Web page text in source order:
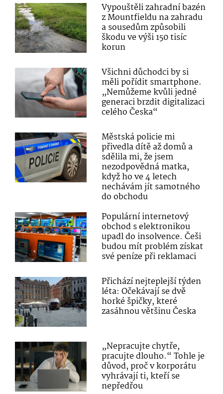
Vypouštěli zahradní bazén
z Mountfieldu na zahradu
a sousedům způsobili
škodu ve výši 150 tisíc
korun
Všichni důchodci by si
měli pořídit smartphone.
„Nemůžeme kvůli jedné
generaci brzdit digitalizaci
celého Česka“
Městská policie mi
přivedla dítě až domů a
sdělila mi, že jsem
nezodpovědná matka,
když ho ve 4 letech
nechávám jít samotného
do obchodu
Populární internetový
obchod s elektronikou
upadl do insolvence. Češi
budou mít problém získat
své peníze při reklamaci
Přichází nejteplejší týden
léta: Očekávají se dvě
horké špičky, které
zasáhnou většinu Česka
„Nepracujte chytře,
pracujte dlouho.“ Tohle je
důvod, proč v korporátu
vyhrávají ti, kteří se
nepředřou